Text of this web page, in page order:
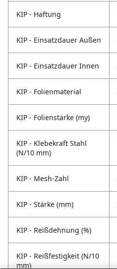
KIP - Haftung
KIP - Einsatzdauer Außen
KIP - Einsatzdauer Innen
KIP - Folienmaterial
KIP - Folienstärke (my)
KIP - Klebekraft Stahl
(N/10 mm)
KIP - Mesh-Zahl
KIP - Stärke (mm)
KIP - Reißdehnung (%)
KIP - Reißfestigkeit (N/10
mm)